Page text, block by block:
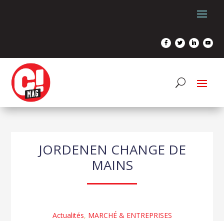
JORDENEN CHANGE DE
MAINS
Actualités, MARCHÉ & ENTREPRISES